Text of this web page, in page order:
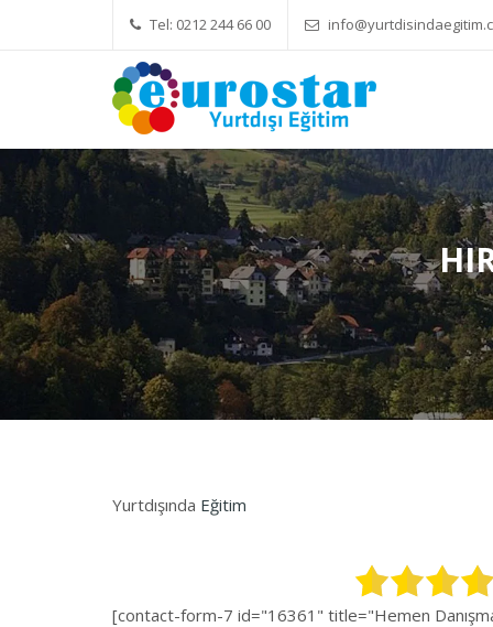
Tel: 0212 244 66 00Yök Denkliği Önemli Eğitim Ücretleri
Yurtdışında Eğitim
[contact-form-7 id="16361" title="Hemen